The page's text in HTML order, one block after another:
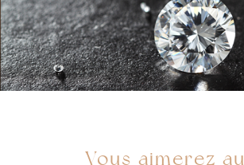
Vous aimerez